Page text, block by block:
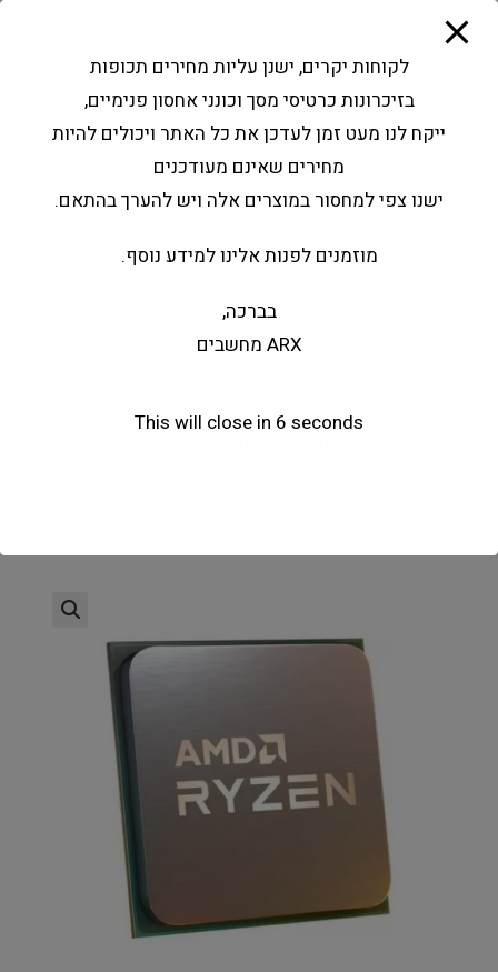
פתח סרגל נגישות
Products
search
החשבון שלי בקשה להצעה
3.7Ghz AM4 – Tray
לקוחות יקרים, ישנן עליות מחירים תכופות
בזיכרונות כרטיסי מסך וכונני אחסון פנימיים,
ייקח לנו מעט זמן לעדכן את כל האתר ויכולים להיות
מחירים שאינם מעודכנים
ישנו צפי למחסור במוצרים אלה ויש להערך בהתאם.
מוזמנים לפנות אלינו למידע נוסף.
בברכה,
ARX מחשבים
This will close in 5 seconds